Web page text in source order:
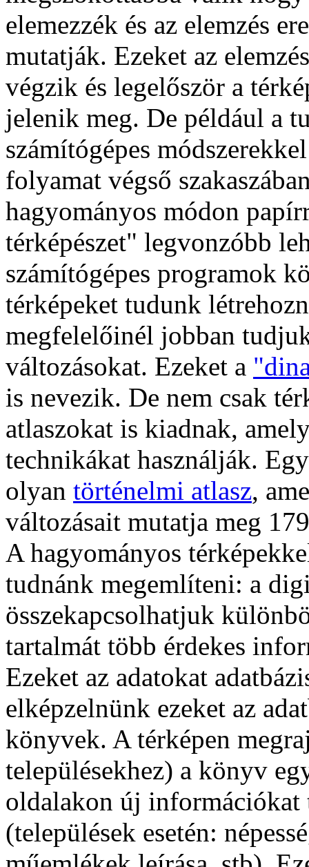
elemezzék és az elemzés
mutatják. Ezeket az
végzik és legelőször a
jelenik meg. De például a
számítógépes
folyamat végső
hagyományos módon
térképészet" legvonzóbb
számítógépes programok
térképeket tudunk
megfelelőinél jobban
változásokat. Ezeket a
is nevezik. De nem csak
atlaszokat is kiadnak,
technikákat használják.
olyan történelmi atlasz,
változásait mutatja meg
A hagyományos
tudnánk megemlíteni: a
összekapcsolhatjuk
tartalmát több érdekes
Ezeket az adatokat
elképzelnünk ezeket az
könyvek. A térképen
településekhez) a könyv
oldalakon új információkat
(települések esetén: